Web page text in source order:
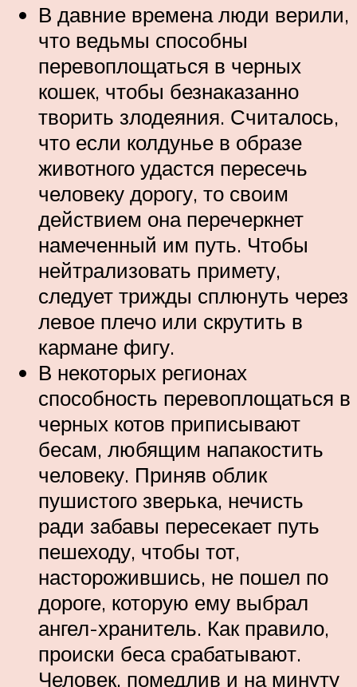
В давние времена люди верили,
что ведьмы способны
перевоплощаться в черных
кошек, чтобы безнаказанно
творить злодеяния. Считалось,
что если колдунье в образе
животного удастся пересечь
человеку дорогу, то своим
действием она перечеркнет
намеченный им путь. Чтобы
нейтрализовать примету,
следует трижды сплюнуть через
левое плечо или скрутить в
кармане фигу.
В некоторых регионах
способность перевоплощаться в
черных котов приписывают
бесам, любящим напакостить
человеку. Приняв облик
пушистого зверька, нечисть
ради забавы пересекает путь
пешеходу, чтобы тот,
насторожившись, не пошел по
дороге, которую ему выбрал
ангел-хранитель. Как правило,
происки беса срабатывают.
Человек, помедлив и на минуту